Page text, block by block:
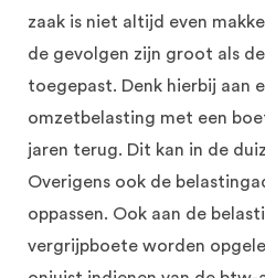
zaak is niet altijd even
de gevolgen zijn groot als
toegepast. Denk hierbij aan
omzetbelasting met een
jaren terug. Dit kan in de
Overigens ook de
oppassen. Ook aan de
vergrijpboete worden